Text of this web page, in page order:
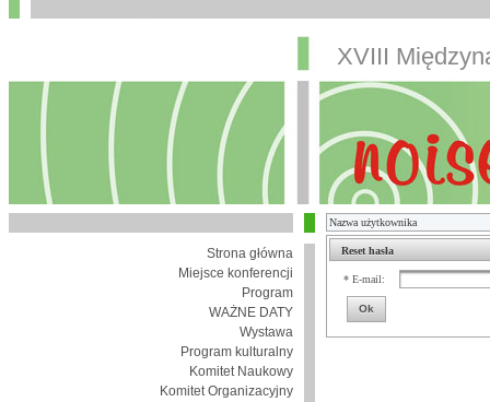
XVIII
Strona główna
Miejsce konferencji
Program
WAŻNE DATY
Wystawa
Program kulturalny
Komitet Naukowy
Komitet Organizacyjny
Reset hasła
* E-mail:
Ok